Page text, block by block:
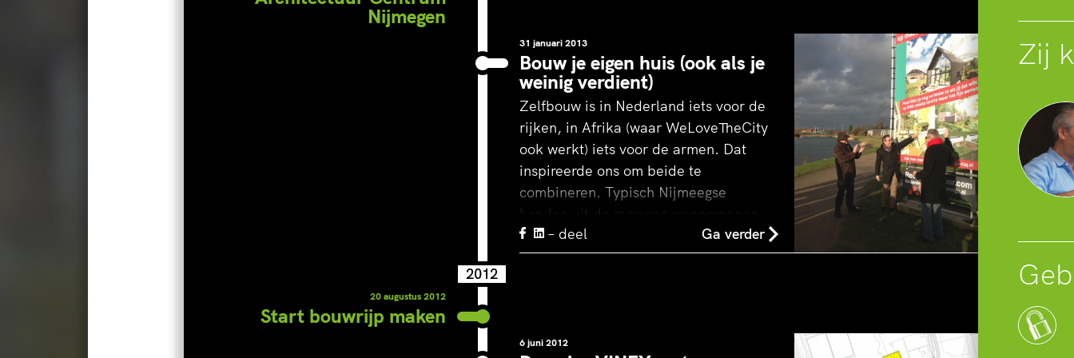
strijkstok blijft hangen.
Nijmegen
31 januari 2013
Bouw je eigen huis (ook als je
weinig verdient)
Zelfbouw is in Nederland iets voor de
rijken, in Afrika (waar WeLoveTheCity
ook werkt) iets voor de armen. Dat
inspireerde ons om beide te
combineren. Typisch Nijmeegse
handen uit de mouwen woongroepen
bouwen duurzame sociale
huurwoningen. Combi’s van aannemers
inkomens tot €42.000,- En
– deel Ga verder
2012
20 augustus 2012
Start bouwrijp maken
6 juni 2012
Zij